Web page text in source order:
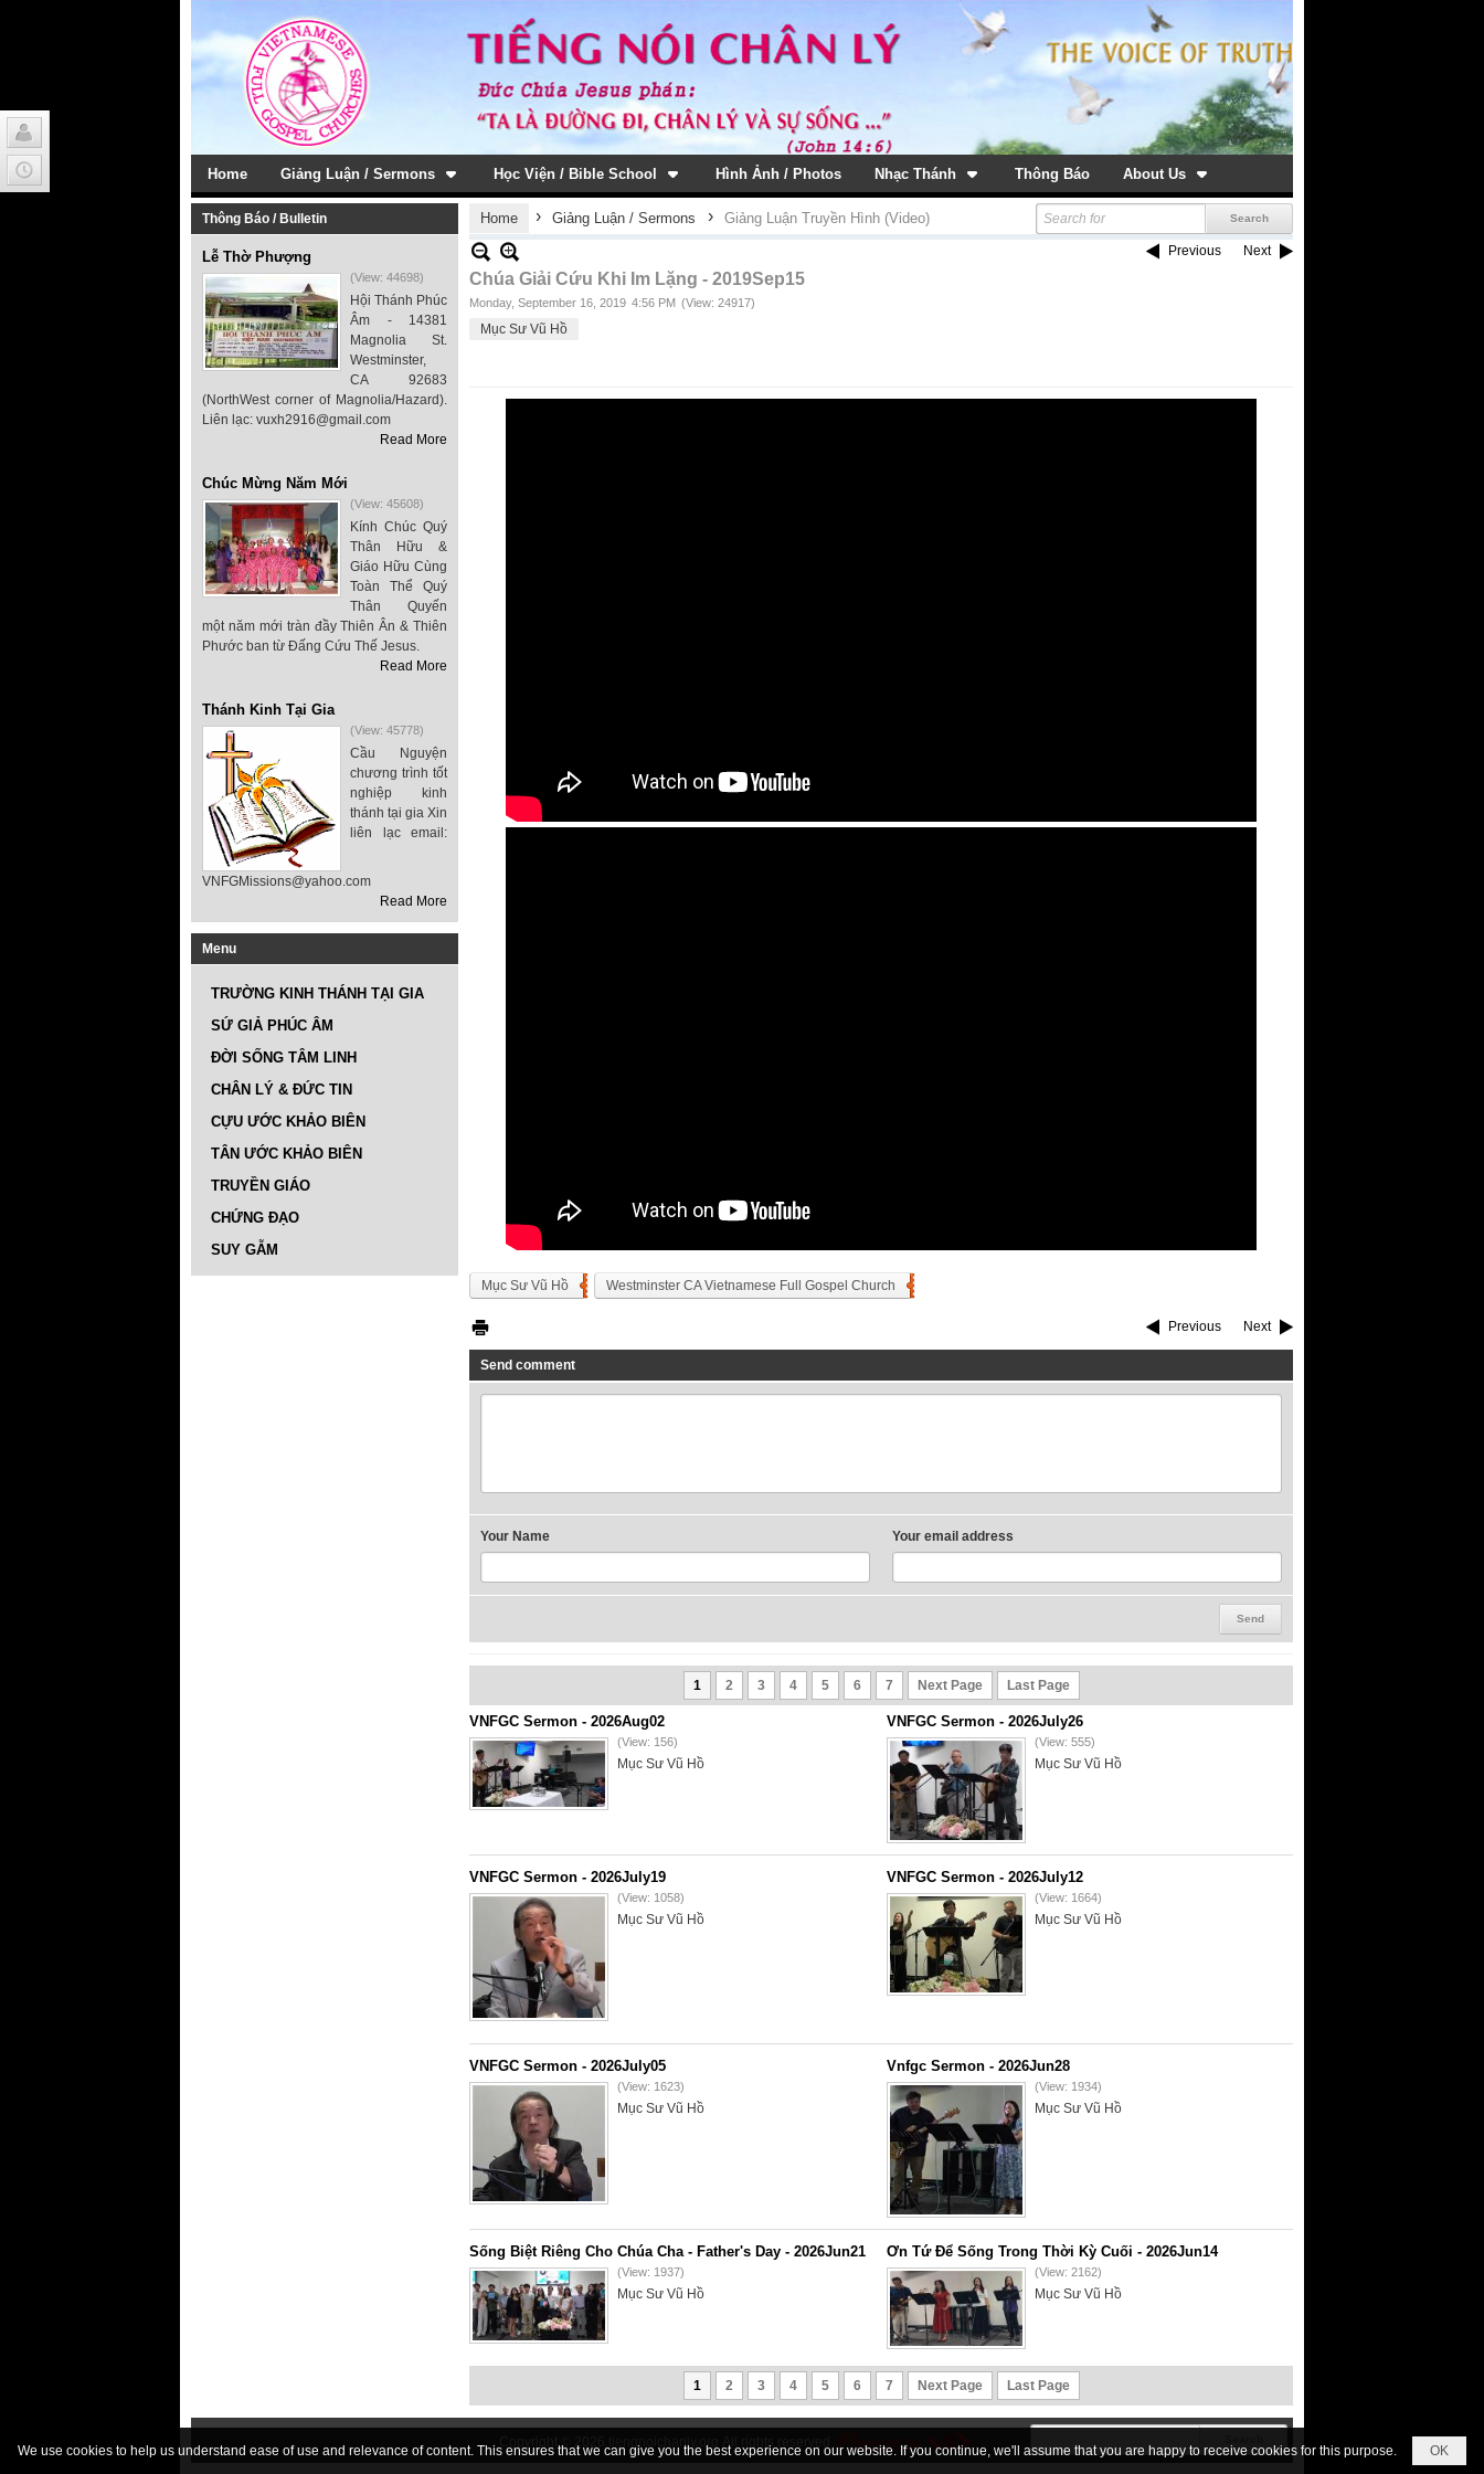
Home Giảng Luận / Sermons Học Viện / Bible School Hình Ảnh / Photos Nhạc Thánh Thông Báo About Us
Thông Báo / Bulletin
Lễ Thờ Phượng
(View: 44698)
Hội Thánh Phúc
Âm - 14381
Magnolia St.
Westminster,
CA 92683
(NorthWest corner of Magnolia/Hazard).
Liên lạc: vuxh2916@gmail.com
Read More
Chúc Mừng Năm Mới
(View: 45608)
Kính Chúc Quý
Thân Hữu &
Giáo Hữu Cùng
Toàn Thể Quý
Thân Quyến
một năm mới tràn đầy Thiên Ân & Thiên
Phước ban từ Đấng Cứu Thế Jesus.
Read More
Thánh Kinh Tại Gia
(View: 45778)
Cầu Nguyện
chương trình tốt
nghiệp kinh
thánh tại gia Xin
liên lạc email:
VNFGMissions@yahoo.com
Read More
Menu
TRƯỜNG KINH THÁNH TẠI GIA
SỨ GIẢ PHÚC ÂM
ĐỜI SỐNG TÂM LINH
CHÂN LÝ & ĐỨC TIN
CỰU ƯỚC KHẢO BIÊN
TÂN ƯỚC KHẢO BIÊN
TRUYỀN GIÁO
CHỨNG ĐẠO
SUY GẪM
Home › Giảng Luận / Sermons › Giảng Luận Truyền Hình (Video)
Previous Next
Chúa Giải Cứu Khi Im Lặng - 2019Sep15
Monday, September 16, 2019 4:56 PM (View: 24917)
Mục Sư Vũ Hồ
Mục Sư Vũ Hồ Westminster CA Vietnamese Full Gospel Church
Previous Next
Send comment
Your Name Your email address
1 2 3 4 5 6 7 Next Page Last Page
VNFGC Sermon - 2026Aug02
(View: 156)
Mục Sư Vũ Hồ
VNFGC Sermon - 2026July26
(View: 555)
Mục Sư Vũ Hồ
VNFGC Sermon - 2026July19
(View: 1058)
Mục Sư Vũ Hồ
VNFGC Sermon - 2026July12
(View: 1664)
Mục Sư Vũ Hồ
VNFGC Sermon - 2026July05
(View: 1623)
Mục Sư Vũ Hồ
Vnfgc Sermon - 2026Jun28
(View: 1934)
Mục Sư Vũ Hồ
Sống Biệt Riêng Cho Chúa Cha - Father's Day - 2026Jun21
(View: 1937)
Mục Sư Vũ Hồ
Ơn Tứ Để Sống Trong Thời Kỳ Cuối - 2026Jun14
(View: 2162)
Mục Sư Vũ Hồ
1 2 3 4 5 6 7 Next Page Last Page
Copyright © 2026 tiengnoichanly.org All rights reserved
OK
We use cookies to help us understand ease of use and relevance of content. This ensures that we can give you the best experience on our website. If you continue, we'll assume that you are happy to receive cookies for this purpose.